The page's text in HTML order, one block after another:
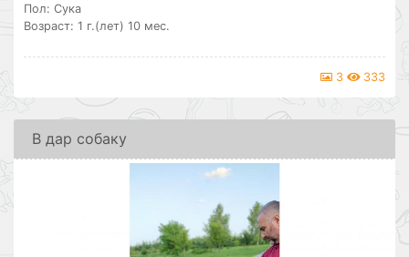
Пол: Сука
Возраст: 1 г.(лет) 10 мес.
3 333
В дар собаку